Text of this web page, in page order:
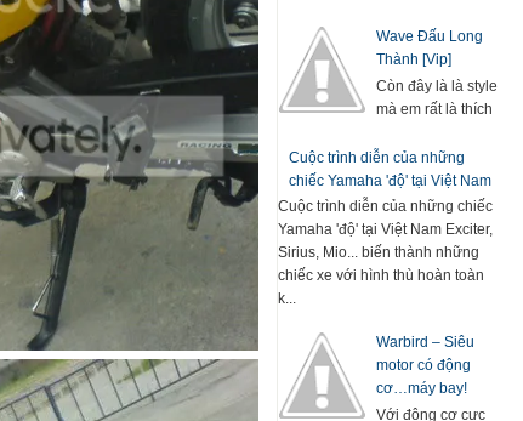
Wave Đấu Long
Thành [Vip]
Còn đây là là style
mà em rất là thích
Cuộc trình diễn của những
chiếc Yamaha 'độ' tại Việt Nam
Cuộc trình diễn của những chiếc
Yamaha 'độ' tại Việt Nam Exciter,
Sirius, Mio... biến thành những
chiếc xe với hình thù hoàn toàn
k...
Warbird – Siêu
motor có động
cơ…máy bay!
Với động cơ cực